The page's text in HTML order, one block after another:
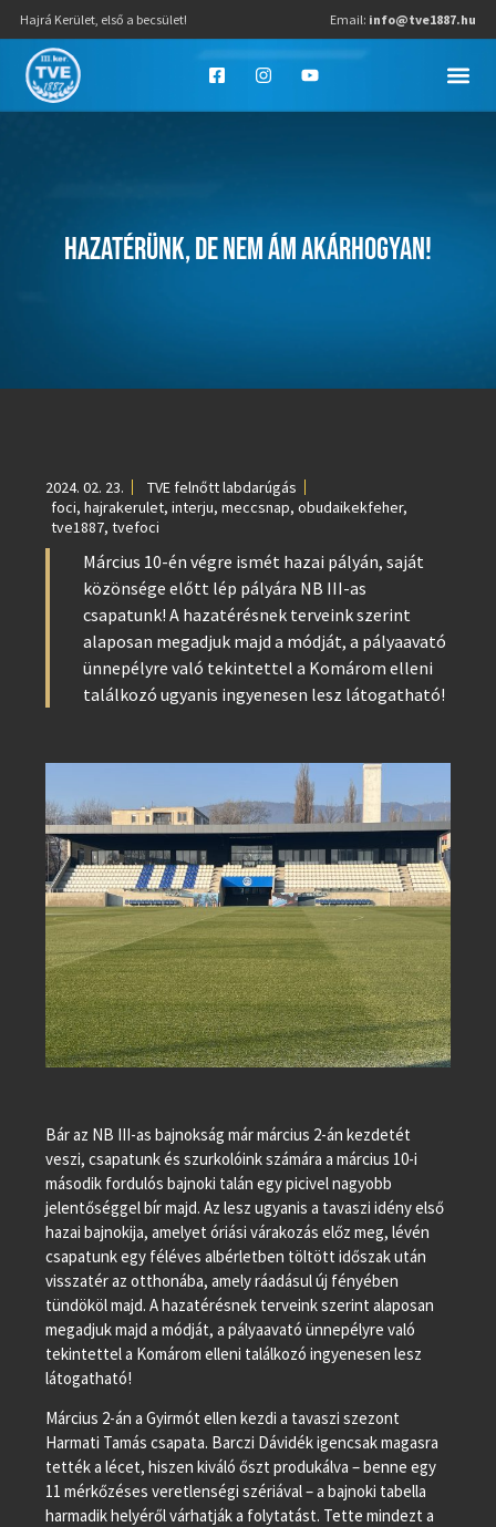
Hajrá Kerület, első a becsület! Email: info@tve1887.hu
HAZATÉRÜNK, DE NEM ÁM AKÁRHOGYAN!
2024. 02. 23.
TVE felnőtt labdarúgás
foci, hajrakerulet, interju, meccsnap, obudaikekfeher,
tve1887, tvefoci
Március 10-én végre ismét hazai pályán, saját
közönsége előtt lép pályára NB III-as
csapatunk! A hazatérésnek terveink szerint
alaposan megadjuk majd a módját, a pályaavató
ünnepélyre való tekintettel a Komárom elleni
találkozó ugyanis ingyenesen lesz látogatható!
Bár az NB III-as bajnokság már március 2-án kezdetét
veszi, csapatunk és szurkolóink számára a március 10-i
második fordulós bajnoki talán egy picivel nagyobb
jelentőséggel bír majd. Az lesz ugyanis a tavaszi idény első
hazai bajnokija, amelyet óriási várakozás előz meg, lévén
csapatunk egy féléves albérletben töltött időszak után
visszatér az otthonába, amely ráadásul új fényében
tündököl majd. A hazatérésnek terveink szerint alaposan
megadjuk majd a módját, a pályaavató ünnepélyre való
tekintettel a Komárom elleni találkozó ingyenesen lesz
látogatható!
Március 2-án a Gyirmót ellen kezdi a tavaszi szezont
Harmati Tamás csapata. Barczi Dávidék igencsak magasra
tették a lécet, hiszen kiváló őszt produkálva – benne egy
11 mérkőzéses veretlenségi szériával – a bajnoki tabella
harmadik helyéről várhatják a folytatást. Tette mindezt a